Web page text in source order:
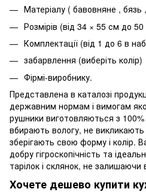
Матеріалу ( бавовняне ,
Розмірів (від 34 × 55 см до
Комплектації (від 1 до 6 в
забарвлення (виберіть колір)
Фірмі-виробнику.
Представлена ​​в каталозі
державним нормам і вимогам
рушники виготовляються з
вбирають вологу, не викликають
зберігають свою форму і колір.
добру гігроскопічність та
тарілок і склянок, не залишаючи
Хочете дешево купити